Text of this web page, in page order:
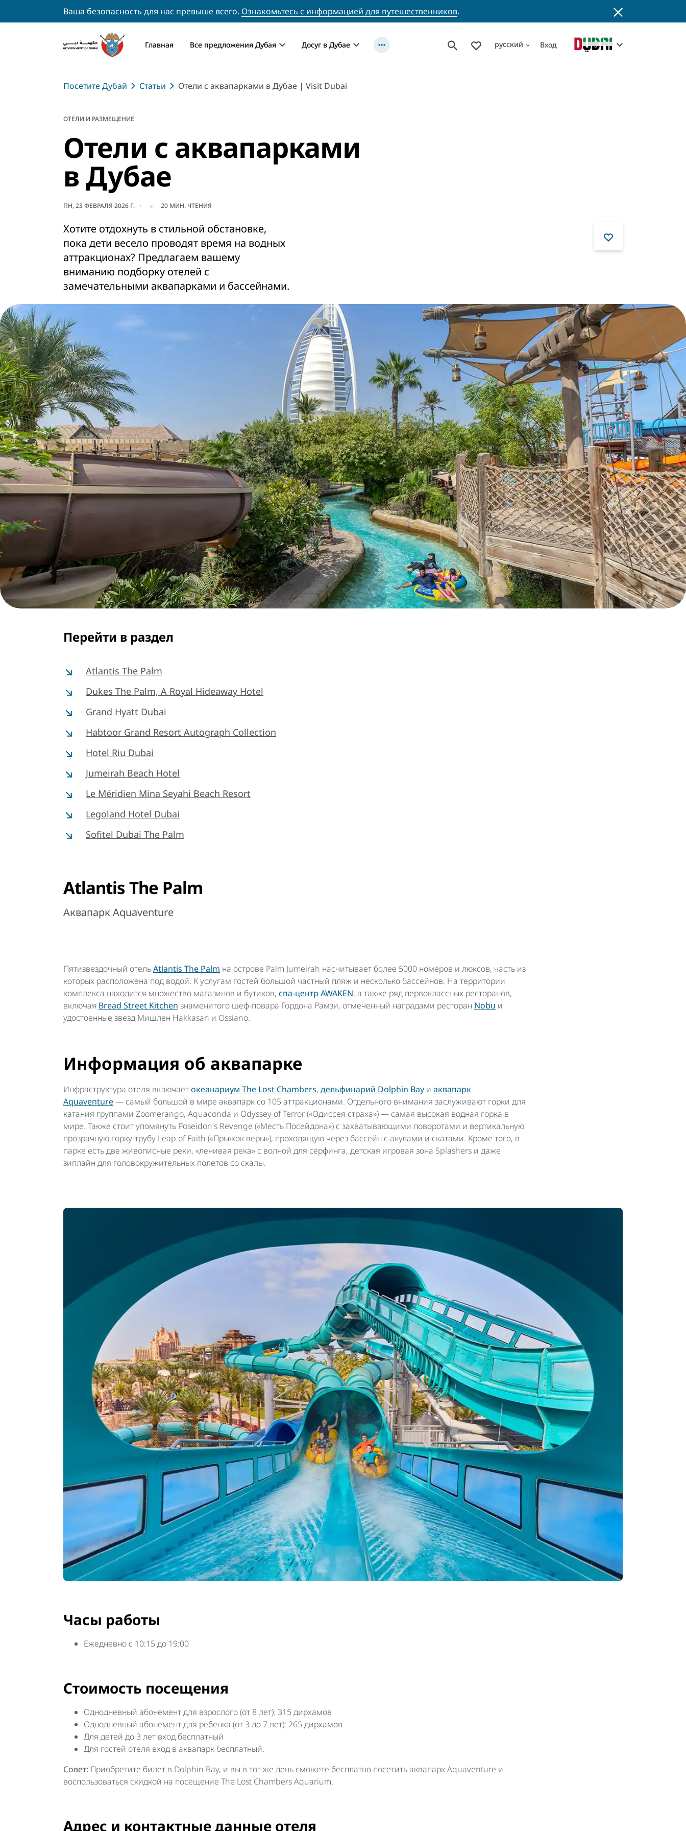
Ваша безопасность для нас превыше всего. Ознакомьтесь с информацией для путешественников.
Главная Все предложения Дубая Досуг в Дубае русский Вход
Посетите Дубай Статьи Отели с аквапарками в Дубае | Visit Dubai
ОТЕЛИ И РАЗМЕЩЕНИЕ
Отели с аквапарками
в Дубае
ПН, 23 ФЕВРАЛЯ 2026 Г. 20 МИН. ЧТЕНИЯ
Хотите отдохнуть в стильной обстановке,
пока дети весело проводят время на водных
аттракционах? Предлагаем вашему
вниманию подборку отелей с
замечательными аквапарками и бассейнами.
Перейти в раздел
Atlantis The Palm
Dukes The Palm, A Royal Hideaway Hotel
Grand Hyatt Dubai
Habtoor Grand Resort Autograph Collection
Hotel Riu Dubai
Jumeirah Beach Hotel
Le Méridien Mina Seyahi Beach Resort
Legoland Hotel Dubai
Sofitel Dubai The Palm
Atlantis The Palm
Аквапарк Aquaventure
Пятизвездочный отельAtlantis The Palm на острове Palm Jumeirah насчитывает более 5000 номеров и люксов, часть из
которых расположена под водой. К услугам гостей большой частный пляж и несколько бассейнов. На территории
комплекса находится множество магазинов и бутиков, спа-центр AWAKEN, а также ряд первоклассных ресторанов,
включая Bread Street Kitchen знаменитого шеф-повара Гордона Рамзи, отмеченный наградами ресторан Nobu и
удостоенные звезд Мишлен Hakkasan и Ossiano.
Информация об аквапарке
Инфраструктура отеля включаетокеанариум The Lost Chambers, дельфинарий Dolphin Bay и аквапарк
Aquaventure— самый большой в мире аквапарк со 105 аттракционами. Отдельного внимания заслуживают горки для
катания группами Zoomerango, Aquaconda и Odyssey of Terror («Одиссея страха») — самая высокая водная горка в
мире. Также стоит упомянуть Poseidon's Revenge («Месть Посейдона») с захватывающими поворотами и вертикальную
прозрачную горку-трубу Leap of Faith («Прыжок веры»), проходящую через бассейн с акулами и скатами. Кроме того, в
парке есть две живописные реки, «ленивая река» с волной для серфинга, детская игровая зона Splashers и даже
зиплайн для головокружительных полетов со скалы.
Часы работы
Ежедневно с 10:15 до 19:00
Стоимость посещения
Однодневный абонемент для взрослого (от 8 лет): 315 дирхамов
Однодневный абонемент для ребенка (от 3 до 7 лет): 265 дирхамов
Для детей до 3 лет вход бесплатный
Для гостей отеля вход в аквапарк бесплатный.
Совет: Приобретите билет в Dolphin Bay, и вы в тот же день сможете бесплатно посетить аквапарк Aquaventure и
воспользоваться скидкой на посещение The Lost Chambers Aquarium.
Адрес и контактные данные отеля